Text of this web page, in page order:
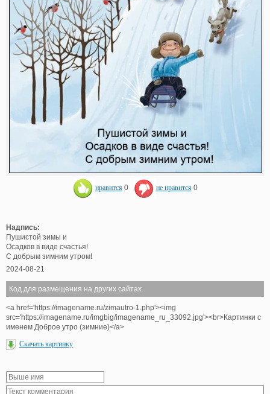
нравится 0 не нравится 0
Надпись:
Пушистой зимы и
Осадков в виде счастья!
С добрым зимним утром!
2024-08-21
Код для размещения на других сайтах
<a href='https://imagename.ru/zimautro-1.php'><img
src='https://imagename.ru/imgbig/imagename_ru_33092.jpg'><br>Картинки с
именем Доброе утро (зимние)</a>
Скачать картинку